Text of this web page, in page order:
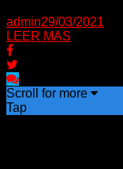
admin29/03/2021
LEER MAS
Scroll for more
Tap